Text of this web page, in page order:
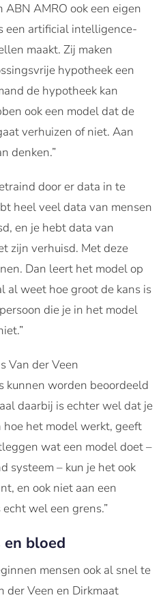
AMRO ook een eigen
een artificial intelligence-
maakt. Zij maken
hypotheek een
de hypotheek kan
ook een model dat de
verhuizen of niet. Aan
denken.”
door er data in te
heel veel data van mensen
en je hebt data van
zijn verhuisd. Met deze
Dan leert het model op
al weet hoe groot de kans is
die je in het model
Van der Veen
kunnen worden beoordeeld
daarbij is echter wel dat je
het model werkt, geeft
wat een model doet –
systeem – kun je het ook
en ook niet aan een
wel een grens.”
bloed
mensen ook al snel te
der Veen en Dirkmaat